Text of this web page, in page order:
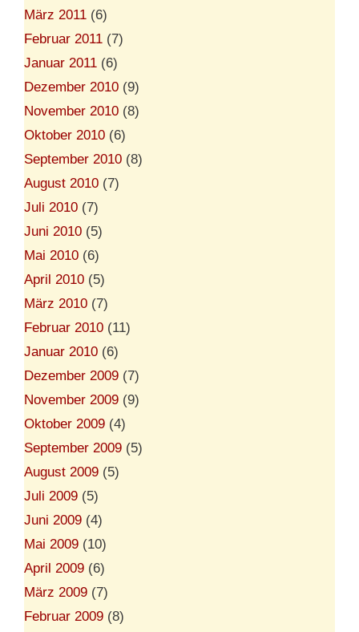
März 2011 (6)
Februar 2011 (7)
Januar 2011 (6)
Dezember 2010 (9)
November 2010 (8)
Oktober 2010 (6)
September 2010 (8)
August 2010 (7)
Juli 2010 (7)
Juni 2010 (5)
Mai 2010 (6)
April 2010 (5)
März 2010 (7)
Februar 2010 (11)
Januar 2010 (6)
Dezember 2009 (7)
November 2009 (9)
Oktober 2009 (4)
September 2009 (5)
August 2009 (5)
Juli 2009 (5)
Juni 2009 (4)
Mai 2009 (10)
April 2009 (6)
März 2009 (7)
Februar 2009 (8)